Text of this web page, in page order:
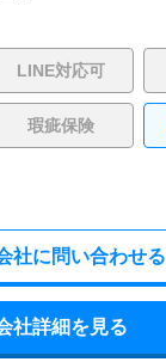
LINE対応可
瑕疵保険
社に問い合わせる
社詳細を見る